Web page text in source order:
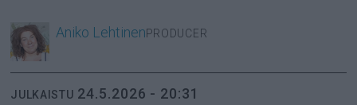
Aniko LehtinenPRODUCER
JULKAISTU 24.5.2026 - 20:31